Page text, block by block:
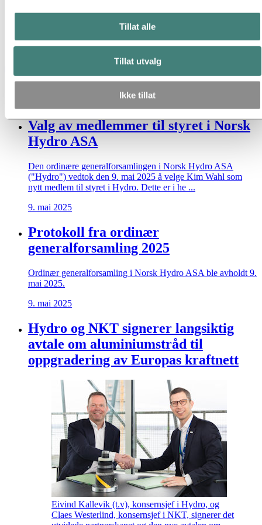
Tillat alle
Tillat utvalg
Ikke tillat
Valg av medlemmer til styret i Norsk
Hydro ASA
Den ordinære generalforsamlingen i Norsk Hydro ASA
("Hydro") vedtok den 9. mai 2025 å velge Kim Wahl som
nytt medlem til styret i Hydro. Dette er i he ...
9. mai 2025
Protokoll fra ordinær
generalforsamling 2025
Ordinær generalforsamling i Norsk Hydro ASA ble avholdt 9.
mai 2025.
9. mai 2025
Hydro og NKT signerer langsiktig
avtale om aluminiumstråd til
oppgradering av Europas kraftnett
Eivind Kallevik (t.v), konsernsjef i Hydro, og
Claes Westerlind, konsernsjef i NKT, signerer det